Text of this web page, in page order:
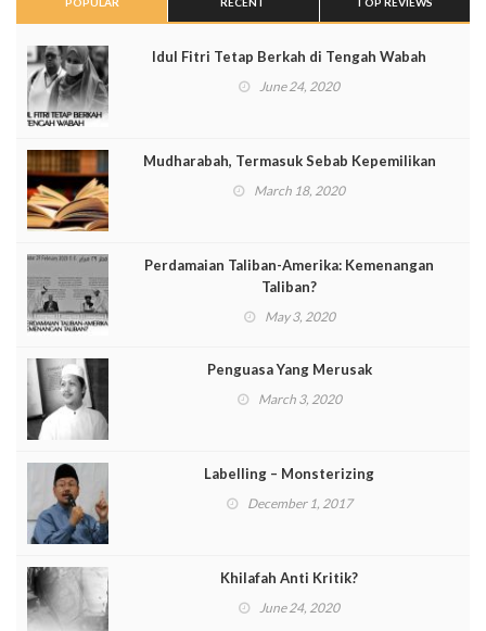
Idul Fitri Tetap Berkah di Tengah Wabah
June 24, 2020
Mudharabah, Termasuk Sebab Kepemilikan
March 18, 2020
Perdamaian Taliban-Amerika: Kemenangan
Taliban?
May 3, 2020
Penguasa Yang Merusak
March 3, 2020
Labelling – Monsterizing
December 1, 2017
Khilafah Anti Kritik?
June 24, 2020